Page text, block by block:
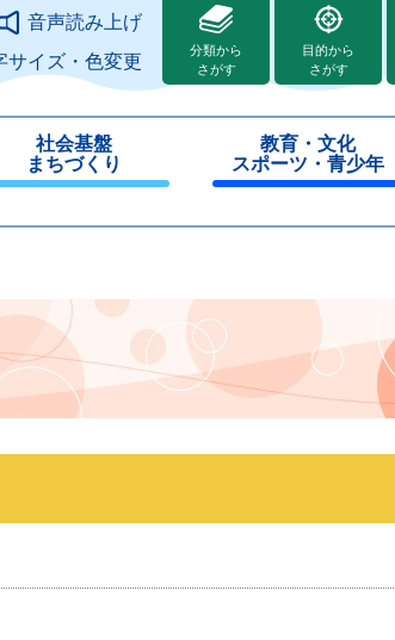
文へ音声読み上げ
サイズ・色変更
分類から
さがす
目的から
さがす
社会基盤
まちづくり
教育・文化
スポーツ・青少年
じ